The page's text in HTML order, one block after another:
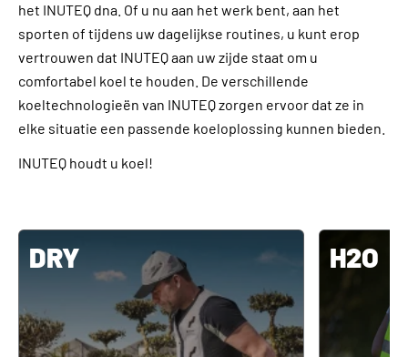
het INUTEQ dna. Of u nu aan het werk bent, aan het
sporten of tijdens uw dagelijkse routines, u kunt erop
vertrouwen dat INUTEQ aan uw zijde staat om u
comfortabel koel te houden. De verschillende
koeltechnologieën van INUTEQ zorgen ervoor dat ze in
elke situatie een passende koeloplossing kunnen bieden.
INUTEQ houdt u koel!
DRY H2O